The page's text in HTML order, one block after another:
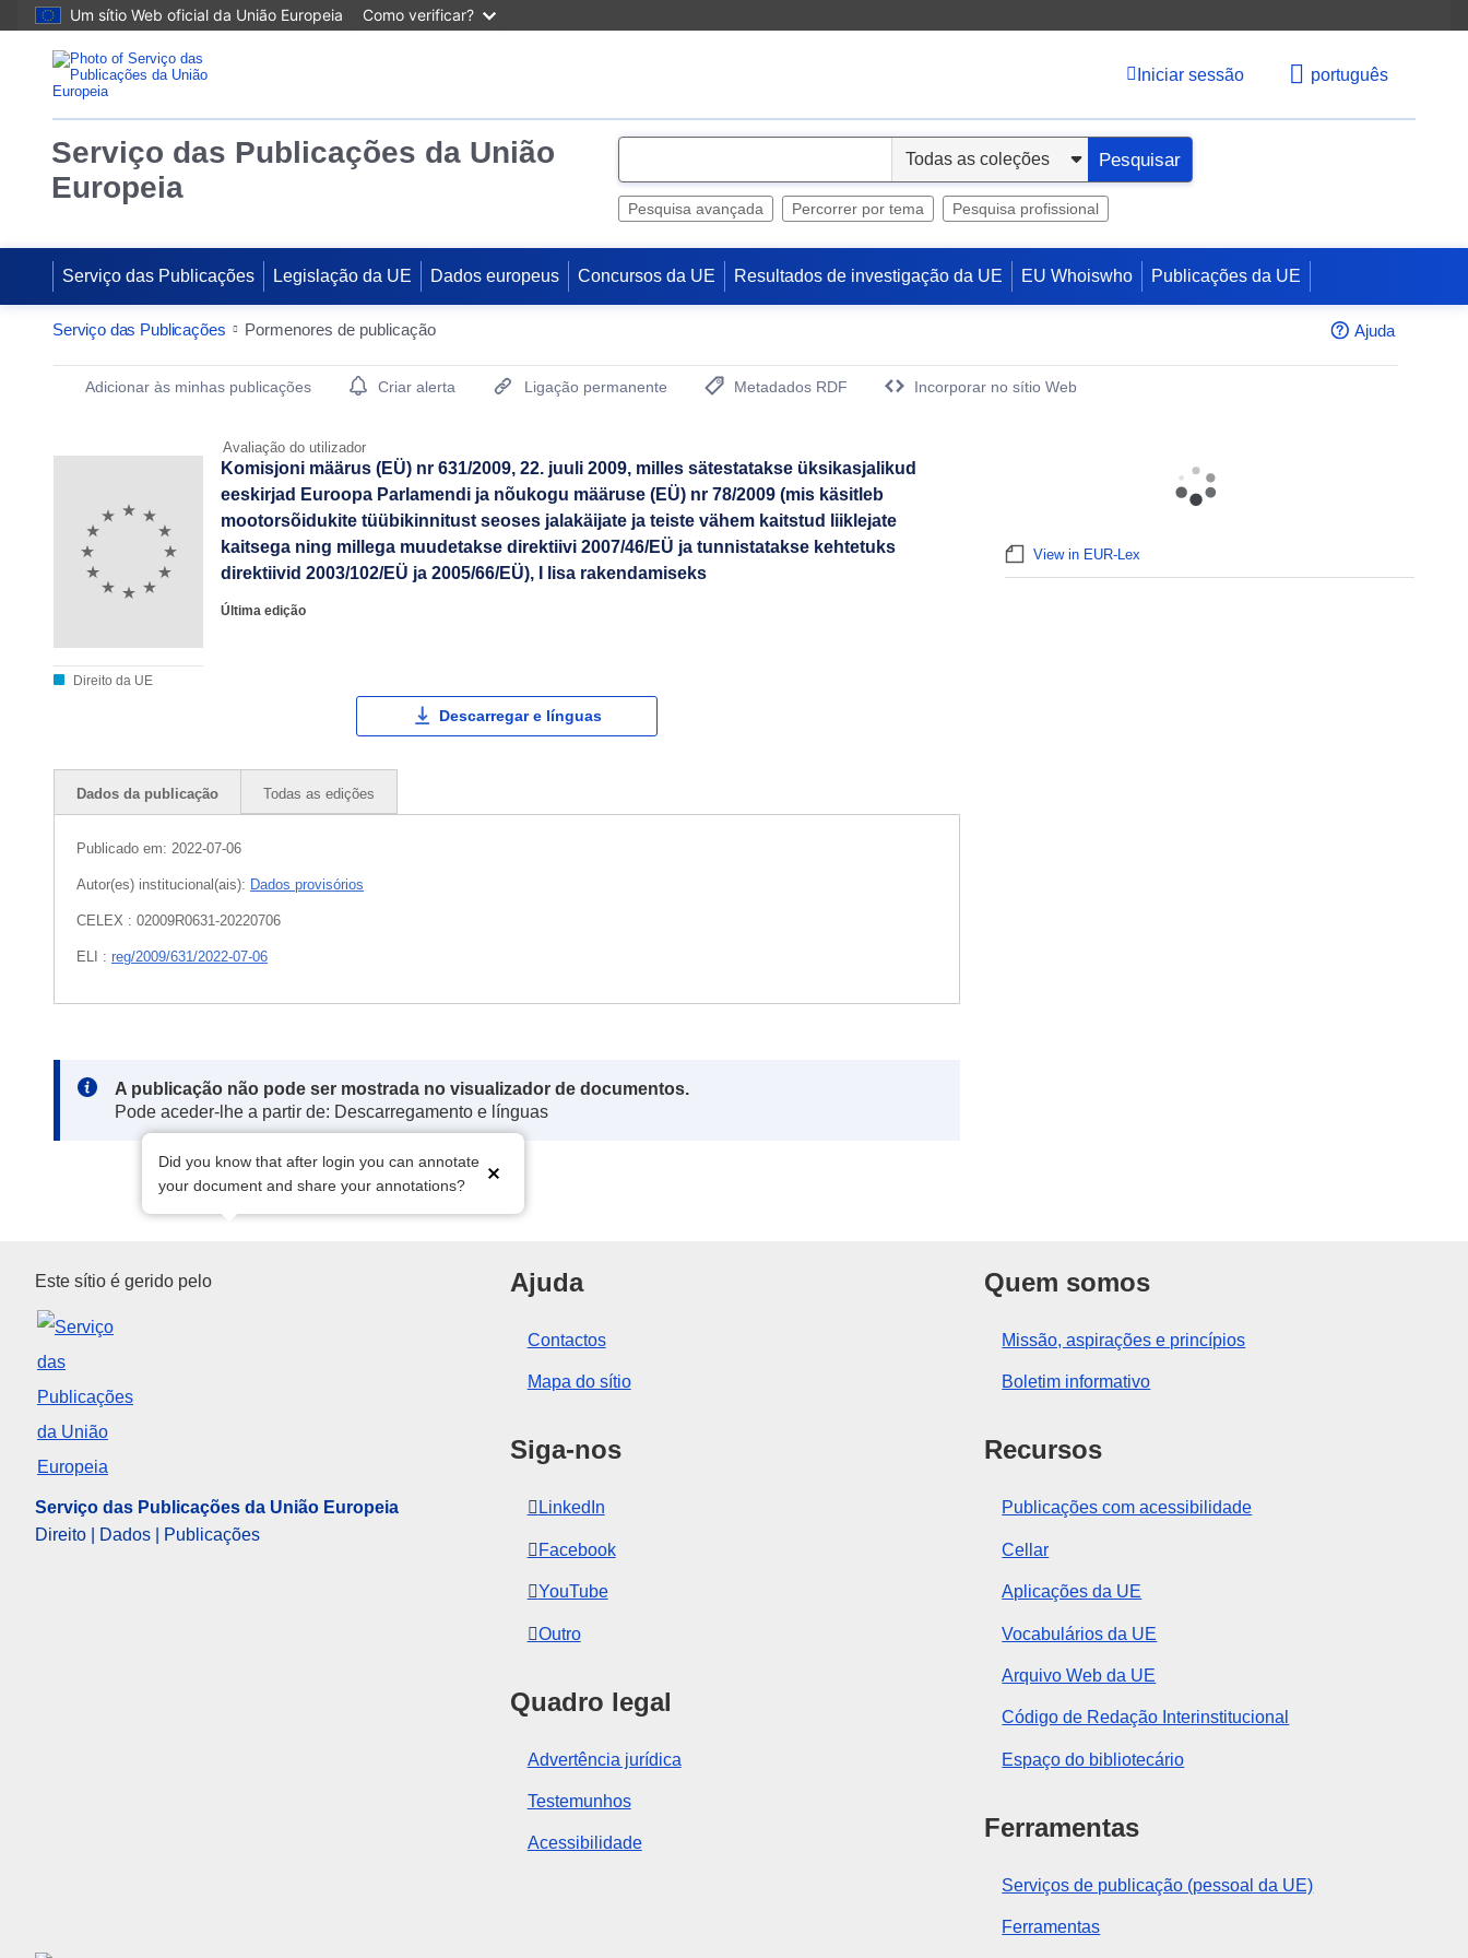
Um sítio Web oficial da União Europeia Como verificar?
Iniciar sessão português
Serviço das Publicações da União
Europeia
e
Pesquisar
Pesquisa avançada Percorrer por tema Pesquisa profissional
Serviço das Publicações Legislação da UE Dados europeus Concursos da UE Resultados de investigação da UE EU Whoiswho Publicações da UE
Serviço das Publicações Pormenores de publicação Ajuda
Publication Detail Actions Portlet
Adicionar às minhas publicações Criar alerta Ligação permanente
Metadados RDF
Incorporar no sítio Web
Avaliação do utilizador
Direito da UE
Komisjoni määrus (EÜ) nr 631/2009, 22. juuli 2009, milles sätestatakse üksikasjalikud
eeskirjad Euroopa Parlamendi ja nõukogu määruse (EÜ) nr 78/2009 (mis käsitleb
mootorsõidukite tüübikinnitust seoses jalakäijate ja teiste vähem kaitstud liiklejate
kaitsega ning millega muudetakse direktiivi 2007/46/EÜ ja tunnistatakse kehtetuks
direktiivid 2003/102/EÜ ja 2005/66/EÜ), I lisa rakendamiseks
Última edição
Descarregar e línguas
Dados da publicação Todas as edições
Publicado em: 2022-07-06
Autor(es) institucional(ais): Dados provisórios
CELEX : 02009R0631-20220706
ELI : reg/2009/631/2022-07-06
Note:
A publicação não pode ser mostrada no visualizador de documentos.
Pode aceder-lhe a partir de: Descarregamento e línguas
Did you know that after login you can annotate
your document and share your annotations?
View in EUR-Lex
Serviço das Publicações da União Europeia
Este sítio é gerido pelo
Serviço das Publicações da União Europeia
Direito | Dados | Publicações
Ajuda
Contactos
Mapa do sítio
Siga-nos
LinkedIn
Facebook
YouTube
Outro
Quadro legal
Advertência jurídica
Testemunhos
Acessibilidade
Quem somos
Missão, aspirações e princípios
Boletim informativo
Recursos
Publicações com acessibilidade
Cellar
Aplicações da UE
Vocabulários da UE
Arquivo Web da UE
Código de Redação Interinstitucional
Espaço do bibliotecário
Ferramentas
Serviços de publicação (pessoal da UE)
Ferramentas